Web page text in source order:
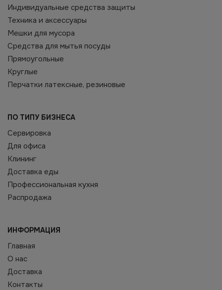
Индивидуальные средства защиты
Техника и аксессуары
Мешки для мусора
Средства для мытья посуды
Прямоугольные
Круглые
Перчатки латексные, резиновые
ПО ТИПУ БИЗНЕСА
Сервировка
Для офиса
Клининг
Доставка еды
Профессиональная кухня
Распродажа
ИНФОРМАЦИЯ
Главная
О нас
Доставка
Контакты